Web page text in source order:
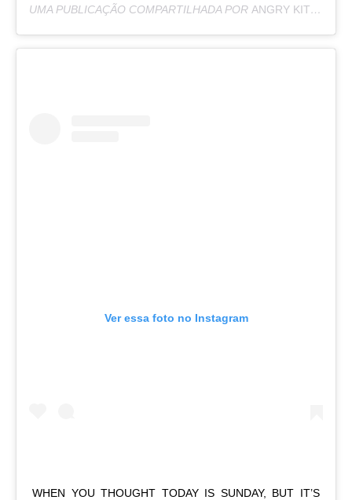
UMA PUBLICAÇÃO COMPARTILHADA POR ANGRY KITZIA
Ver essa foto no Instagram
WHEN YOU THOUGHT TODAY IS SUNDAY, BUT IT’S